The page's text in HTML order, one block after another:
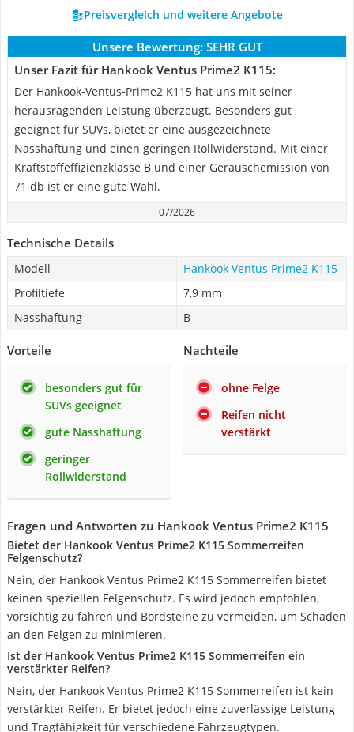
Preisvergleich und weitere Angebote
Unsere Bewertung: SEHR GUT
Unser Fazit für Hankook Ventus Prime2 K115:
Der Hankook-Ventus-Prime2 K115 hat uns mit seiner
herausragenden Leistung überzeugt. Besonders gut
geeignet für SUVs, bietet er eine ausgezeichnete
Nasshaftung und einen geringen Rollwiderstand. Mit einer
Kraftstoffeffizienzklasse B und einer Geräuschemission von
71 db ist er eine gute Wahl.
07/2026
Technische Details
Modell
Hankook Ventus Prime2 K115
Profiltiefe
7,9 mm
Nasshaftung
B
Vorteile
besonders gut für
SUVs geeignet
gute Nasshaftung
geringer
Rollwiderstand
Nachteile
ohne Felge
Reifen nicht
verstärkt
Fragen und Antworten zu Hankook Ventus Prime2 K115
Bietet der Hankook Ventus Prime2 K115 Sommerreifen
Felgenschutz?
Nein, der Hankook Ventus Prime2 K115 Sommerreifen bietet
keinen speziellen Felgenschutz. Es wird jedoch empfohlen,
vorsichtig zu fahren und Bordsteine zu vermeiden, um Schäden
an den Felgen zu minimieren.
Ist der Hankook Ventus Prime2 K115 Sommerreifen ein
verstärkter Reifen?
Nein, der Hankook Ventus Prime2 K115 Sommerreifen ist kein
verstärkter Reifen. Er bietet jedoch eine zuverlässige Leistung
und Tragfähigkeit für verschiedene Fahrzeugtypen.